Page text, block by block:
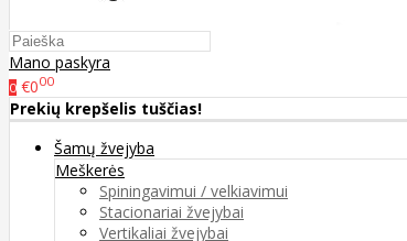
Mano paskyra
0 €000
Prekių krepšelis tuščias!
Šamų žvejyba
Meškerės
Spiningavimui / velkiavimui
Stacionariai žvejybai
Vertikaliai žvejybai